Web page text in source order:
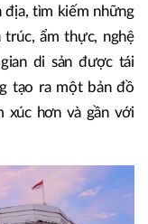
địa, tìm kiếm những
trúc, ẩm thực, nghệ
di sản được tái
tạo ra một bản đồ
xúc hơn và gần với